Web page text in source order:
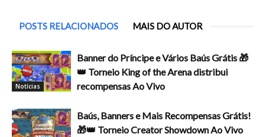
POSTS RELACIONADOS MAIS DO AUTOR
Notícias
Banner do Príncipe e Vários Baús Grátis 🎁
👑 Torneio King of the Arena distribui
recompensas Ao Vivo
Baús, Banners e Mais Recompensas Grátis!
🎁👑 Torneio Creator Showdown Ao Vivo